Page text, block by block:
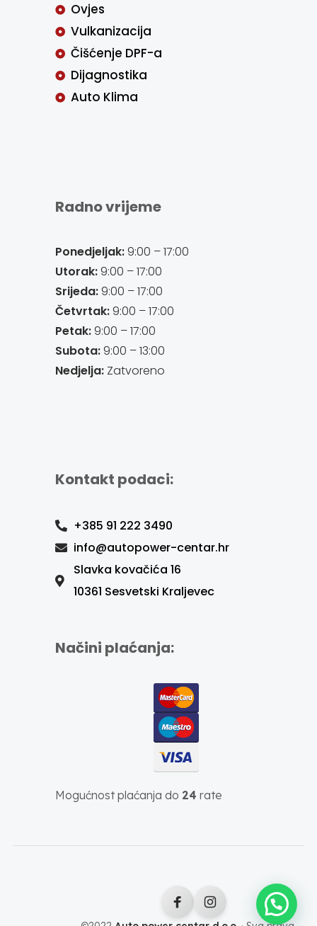
Ovjes
Vulkanizacija
Čišćenje DPF-a
Dijagnostika
Auto Klima
Radno vrijeme
Ponedjeljak:9:00 – 17:00
Utorak:9:00 – 17:00
Srijeda:9:00 – 17:00
Četvrtak:9:00 – 17:00
Petak:9:00 – 17:00
Subota:9:00 – 13:00
Nedjelja:Zatvoreno
Kontakt podaci:
+385 91 222 3490
info@autopower-centar.hr
Slavka kovačića 16
10361 Sesvetski Kraljevec
Načini plaćanja:
Mogućnost plaćanja do 24 rate